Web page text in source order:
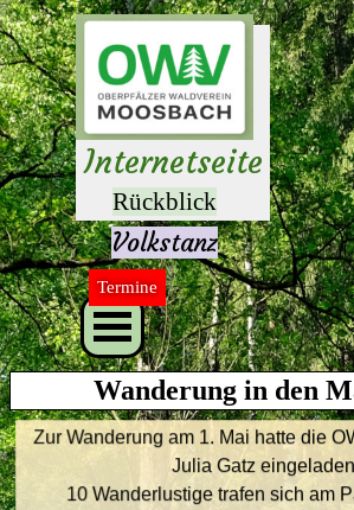
Direkt zum Seiteninhalt
Herzlich
willkommen
auf unseren
Internetseite
n
Termine
Volkstanz
Rückblick
Menü überspringen
Wanderung in den
Zur Wanderung am 1. Mai hatte die
Julia Gatz
10 Wanderlustige trafen sich am